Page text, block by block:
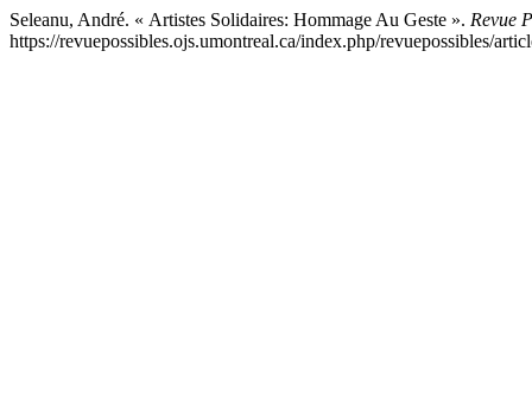
Seleanu, André. « Artistes Solidaires: Hommage Au Geste ». Revue
https://revuepossibles.ojs.umontreal.ca/index.php/revuepossibles/